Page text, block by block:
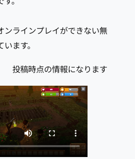
ンラインプレイができない無
ます。
投稿時点の情報になります